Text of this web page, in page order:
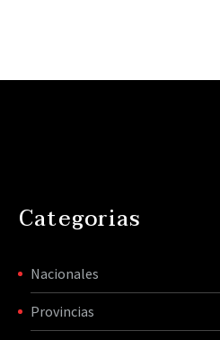
Categorias
Nacionales
Provincias